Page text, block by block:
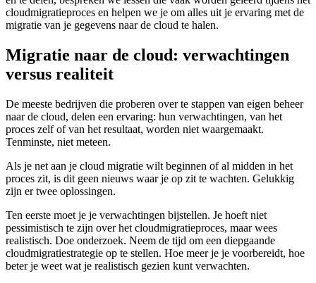
cloudmigratieproces en helpen we je om alles uit je ervaring met de
migratie van je gegevens naar de cloud te halen.
Migratie naar de cloud: verwachtingen
versus realiteit
De meeste bedrijven die proberen over te stappen van eigen beheer
naar de cloud, delen een ervaring: hun verwachtingen, van het
proces zelf of van het resultaat, worden niet waargemaakt.
Tenminste, niet meteen.
Als je net aan je cloud migratie wilt beginnen of al midden in het
proces zit, is dit geen nieuws waar je op zit te wachten. Gelukkig
zijn er twee oplossingen.
Ten eerste moet je je verwachtingen bijstellen. Je hoeft niet
pessimistisch te zijn over het cloudmigratieproces, maar wees
realistisch. Doe onderzoek. Neem de tijd om een diepgaande
cloudmigratiestrategie op te stellen. Hoe meer je je voorbereidt, hoe
beter je weet wat je realistisch gezien kunt verwachten.